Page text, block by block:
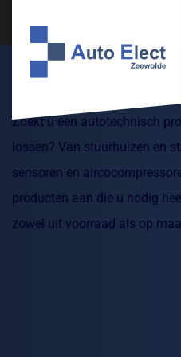
Zoekt u een autotechnisch
lossen? Van stuurhuizen en
sensoren en
producten aan die u nodig
zowel uit voorraad als op